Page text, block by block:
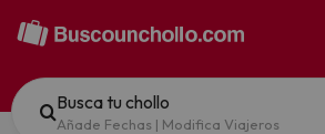
Busca tu chollo
Añade Fechas | Modifica Viajeros